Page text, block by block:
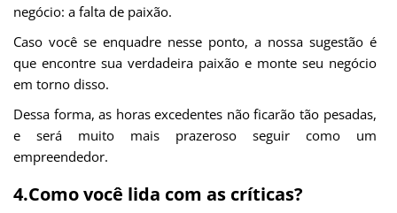
negócio: a falta de paixão.
Caso você se enquadre nesse ponto, a nossa sugestão é
que encontre sua verdadeira paixão e monte seu negócio
em torno disso.
Dessa forma, as horas excedentes não ficarão tão pesadas,
e será muito mais prazeroso seguir como um
empreendedor.
4.Como você lida com as críticas?